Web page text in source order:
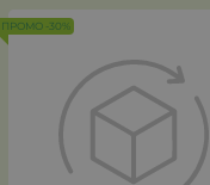
ПРОМО -30%